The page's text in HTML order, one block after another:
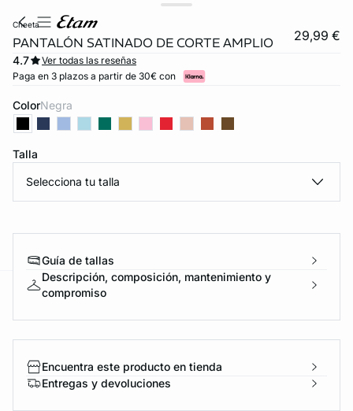
cheeta
PANTALÓN SATINADO DE CORTE AMPLIO 29,99 €
4.7
Ver todas las reseñas
Paga en 3 plazos a partir de 30€ con
Color negra
Talla
Selecciona tu talla
Guía de tallas
Descripción, composición, mantenimiento y
compromiso
Encuentra este producto en tienda
Entregas y devoluciones